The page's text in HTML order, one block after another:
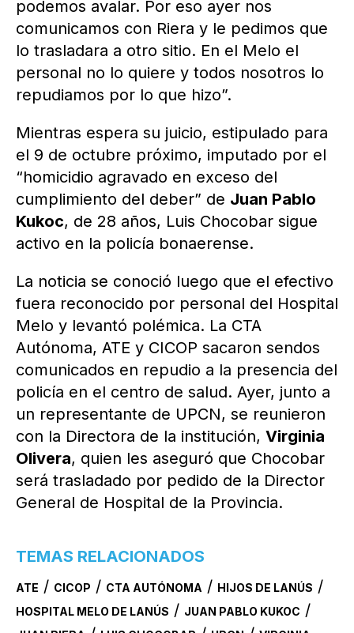
podemos avalar. Por eso ayer nos
comunicamos con Riera y le pedimos que
lo trasladara a otro sitio. En el Melo el
personal no lo quiere y todos nosotros lo
repudiamos por lo que hizo”.
Mientras espera su juicio, estipulado para
el 9 de octubre próximo, imputado por el
“homicidio agravado en exceso del
cumplimiento del deber” de Juan Pablo
Kukoc, de 28 años, Luis Chocobar sigue
activo en la policía bonaerense.
La noticia se conoció luego que el efectivo
fuera reconocido por personal del Hospital
Melo y levantó polémica. La CTA
Autónoma, ATE y CICOP sacaron sendos
comunicados en repudio a la presencia del
policía en el centro de salud. Ayer, junto a
un representante de UPCN, se reunieron
con la Directora de la institución, Virginia
Olivera, quien les aseguró que Chocobar
será trasladado por pedido de la Director
General de Hospital de la Provincia.
TEMAS RELACIONADOS
ATE / CICOP / CTA AUTÓNOMA / HIJOS DE LANÚS /
HOSPITAL MELO DE LANÚS / JUAN PABLO KUKOC /